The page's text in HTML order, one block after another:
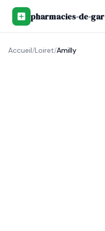
pharmacies-de-
Accueil/Loiret/Amilly